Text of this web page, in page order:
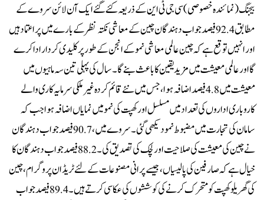
بیجنگ (نمائندہ خصوصی) سی جی ٹی این کے ذریعہ کئے گئے ایک آن لائن سروے کے
مطابق 92.4 فیصد جواب دہندگان چین کے معاشی نکتہ نظر کے بارے میں پراعتماد ہیں
اور انہیں توقع ہے کہ چین عالمی معاشی نمو کے انجن کے طور پر کلیدی کردار ادا کرے
گا اور عالمی معیشت میں مزید یقین کا باعث بنے گا ۔ سال کی پہلی تین سہ ماہیوں میں
معیشت میں 4.8 فیصد اضافہ ہوا ، جس میں نئے قائم کردہ غیر ملکی سرمایہ کاری والے
کاروباری اداروں کی تعداد میں مسلسل اور کھپت کی نمو میں نمایاں اضافہ ہوا جب کہ
سامان کی تجارت میں مضبوط نمو دیکھی گئی ۔ سروے میں، 90.7 فیصد جواب دہندگان
نے چین کی معیشت کی صلاحیت اور لچک کی تصدیق کی۔ 88.2 فیصد جواب دہندگان کا
خیال ہے کہ صارفین کی پالیسیاں ، جیسے پرانی مصنوعات کے لئے ٹریڈ ان پروگرام ، چین
کی گھریلو کھپت کو متحرک کرنے کی کوششوں کی عکاسی کرتے ہیں۔ 89.4 فیصد جواب